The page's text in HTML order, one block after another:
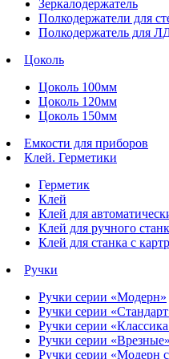
Зеркалодержатель
Полкодержатели для
Полкодержатель для
Цоколь
Цоколь 100мм
Цоколь 120мм
Цоколь 150мм
Емкости для приборов
Клей. Герметики
Герметик
Клей
Клей для
Клей для ручного
Клей для станка с
Ручки
Ручки серии «Модерн»
Ручки серии
Ручки серии
Ручки серии «Врезные»
Ручки серии «Модерн